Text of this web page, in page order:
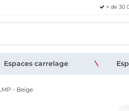
+ de 30
Espaces carrelage
- Beige